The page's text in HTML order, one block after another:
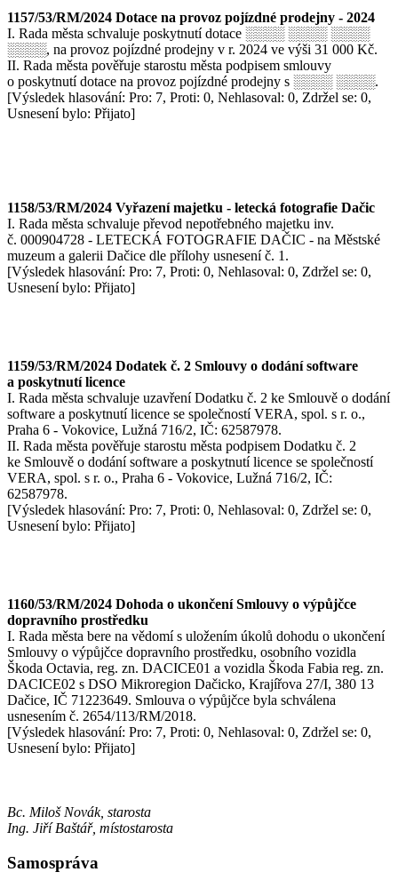
1157/53/RM/2024 Dotace na provoz pojízdné prodejny - 2024
I. Rada města schvaluje poskytnutí dotace ░░░░ ░░░░ ░░░░
░░░░, na provoz pojízdné prodejny v r. 2024 ve výši 31 000 Kč.
II. Rada města pověřuje starostu města podpisem smlouvy
o poskytnutí dotace na provoz pojízdné prodejny s ░░░░ ░░░░.
[Výsledek hlasování: Pro: 7, Proti: 0, Nehlasoval: 0, Zdržel se: 0,
Usnesení bylo: Přijato]
1158/53/RM/2024 Vyřazení majetku - letecká fotografie Dačic
I. Rada města schvaluje převod nepotřebného majetku inv.
č. 000904728 - LETECKÁ FOTOGRAFIE DAČIC - na Městské
muzeum a galerii Dačice dle přílohy usnesení č. 1.
[Výsledek hlasování: Pro: 7, Proti: 0, Nehlasoval: 0, Zdržel se: 0,
Usnesení bylo: Přijato]
1159/53/RM/2024 Dodatek č. 2 Smlouvy o dodání software
a poskytnutí licence
I. Rada města schvaluje uzavření Dodatku č. 2 ke Smlouvě o dodání
software a poskytnutí licence se společností VERA, spol. s r. o.,
Praha 6 - Vokovice, Lužná 716/2, IČ: 62587978.
II. Rada města pověřuje starostu města podpisem Dodatku č. 2
ke Smlouvě o dodání software a poskytnutí licence se společností
VERA, spol. s r. o., Praha 6 - Vokovice, Lužná 716/2, IČ:
62587978.
[Výsledek hlasování: Pro: 7, Proti: 0, Nehlasoval: 0, Zdržel se: 0,
Usnesení bylo: Přijato]
1160/53/RM/2024 Dohoda o ukončení Smlouvy o výpůjčce
dopravního prostředku
I. Rada města bere na vědomí s uložením úkolů dohodu o ukončení
Smlouvy o výpůjčce dopravního prostředku, osobního vozidla
Škoda Octavia, reg. zn. DACICE01 a vozidla Škoda Fabia reg. zn.
DACICE02 s DSO Mikroregion Dačicko, Krajířova 27/I, 380 13
Dačice, IČ 71223649. Smlouva o výpůjčce byla schválena
usnesením č. 2654/113/RM/2018.
[Výsledek hlasování: Pro: 7, Proti: 0, Nehlasoval: 0, Zdržel se: 0,
Usnesení bylo: Přijato]
Bc. Miloš Novák, starosta
Ing. Jiří Baštář, místostarosta
Samospráva